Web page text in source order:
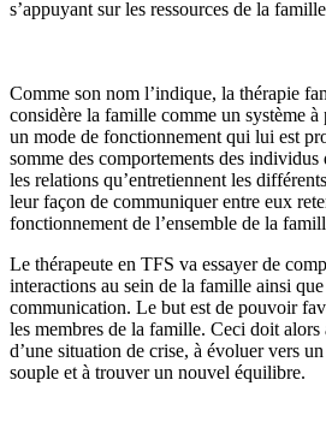
s’appuyant sur les ressources de la
Comme son nom l’indique, la thérapie
considère la famille comme un système à
un mode de fonctionnement qui lui est
somme des comportements des
les relations qu’entretiennent les
leur façon de communiquer entre eux
fonctionnement de l’ensemble de la
Le thérapeute en TFS va essayer de
interactions au sein de la famille ainsi
communication. Le but est de pouvoir
les membres de la famille. Ceci doit
d’une situation de crise, à évoluer vers
souple et à trouver un nouvel équilibre.